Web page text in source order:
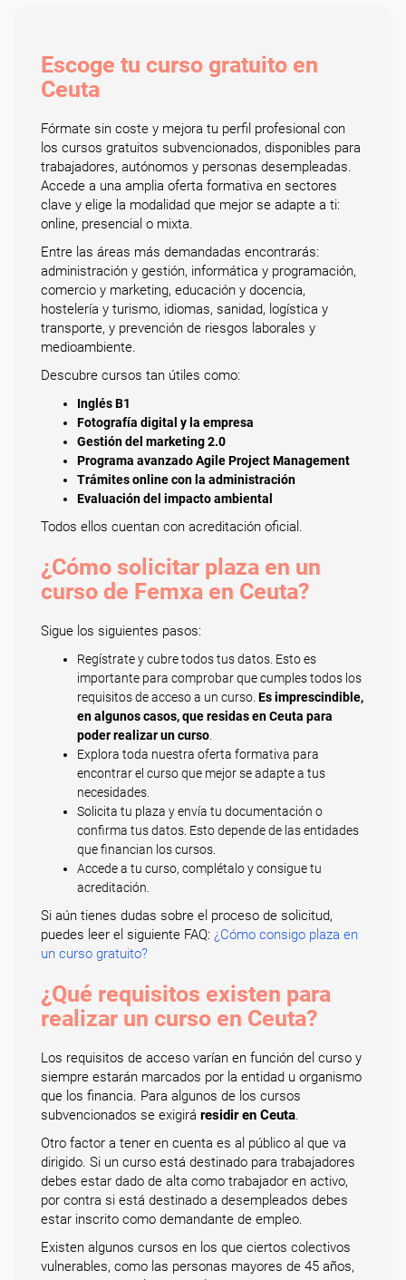
Escoge tu curso gratuito en
Ceuta
Fórmate sin coste y mejora tu perfil profesional con
los cursos gratuitos subvencionados, disponibles para
trabajadores, autónomos y personas desempleadas.
Accede a una amplia oferta formativa en sectores
clave y elige la modalidad que mejor se adapte a ti:
online, presencial o mixta.
Entre las áreas más demandadas encontrarás:
administración y gestión, informática y programación,
comercio y marketing, educación y docencia,
hostelería y turismo, idiomas, sanidad, logística y
transporte, y prevención de riesgos laborales y
medioambiente.
Descubre cursos tan útiles como:
Inglés B1
Fotografía digital y la empresa
Gestión del marketing 2.0
Programa avanzado Agile Project Management
Trámites online con la administración
Evaluación del impacto ambiental
Todos ellos cuentan con acreditación oficial.
¿Cómo solicitar plaza en un
curso de Femxa en Ceuta?
Sigue los siguientes pasos:
Regístrate y cubre todos tus datos. Esto es
importante para comprobar que cumples todos los
requisitos de acceso a un curso. Es imprescindible,
en algunos casos, que residas en Ceuta para
poder realizar un curso
Explora toda nuestra oferta formativa para
encontrar el curso que mejor se adapte a tus
necesidades.
Solicita tu plaza y envía tu documentación o
confirma tus datos. Esto depende de las entidades
que financian los cursos.
Accede a tu curso, complétalo y consigue tu
acreditación.
Si aún tienes dudas sobre el proceso de solicitud,
puedes leer el siguiente FAQ: ¿Cómo consigo plaza en
un curso gratuito?
¿Qué requisitos existen para
realizar un curso en Ceuta?
Los requisitos de acceso varían en función del curso y
siempre estarán marcados por la entidad u organismo
que los financia. Para algunos de los cursos
subvencionados se exigirá residir en Ceuta.
Otro factor a tener en cuenta es al público al que va
dirigido. Si un curso está destinado para trabajadores
debes estar dado de alta como trabajador en activo,
por contra si está destinado a desempleados debes
estar inscrito como demandante de empleo.
Existen algunos cursos en los que ciertos colectivos
vulnerables, como las personas mayores de 45 años,